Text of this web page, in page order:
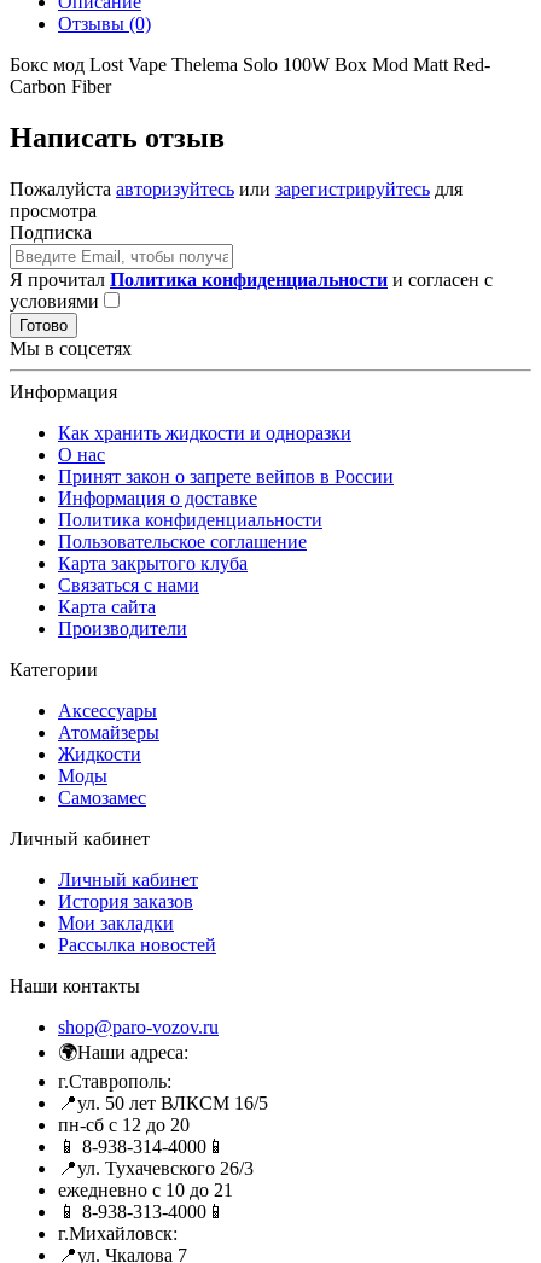
Отзывы (0)
Бокс мод Lost Vape Thelema Solo 100W Box Mod Matt Red-
Carbon Fiber
Написать отзыв
Пожалуйста авторизуйтесь или зарегистрируйтесь для
просмотра
Подписка
Я прочитал Политика конфиденциальности и согласен с
условиями
Готово
Мы в соцсетях
Информация
Как хранить жидкости и одноразки
О нас
Принят закон о запрете вейпов в России
Информация о доставке
Политика конфиденциальности
Пользовательское соглашение
Карта закрытого клуба
Связаться с нами
Карта сайта
Производители
Категории
Аксессуары
Атомайзеры
Жидкости
Моды
Самозамес
Личный кабинет
Личный кабинет
История заказов
Мои закладки
Рассылка новостей
Наши контакты
shop@paro-vozov.ru
🌍Наши адреса:
г.Ставрополь:
📍ул. 50 лет ВЛКСМ 16/5
пн-сб с 12 до 20
📱 8-938-314-4000📱
📍ул. Тухачевского 26/3
ежедневно с 10 до 21
📱 8-938-313-4000📱
г.Михайловск:
📍ул. Чкалова 7